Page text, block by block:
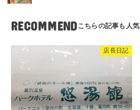
RECOMMEND
店長日記